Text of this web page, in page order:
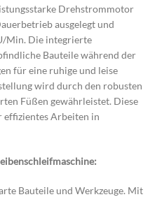
Drehstrommotor
ausgelegt und
Min. Die integrierte
Bauteile während der
für eine ruhige und leise
wird durch den robusten
Füßen gewährleistet. Diese
effizientes Arbeiten in
Bauteile und Werkzeuge. Mit